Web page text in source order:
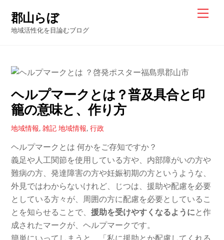
content
郡山らぼ
地域活性化を目論むブログ
ヘルプマークとは？普及具合と印
籠の意味と、作り方
地域情報,雑記 地域情報,行政
ヘルプマークとは 何かをご存知ですか？
義足や人工関節を使用している方や、内部障がいの方や
難病の方、発達障害の方や妊娠初期の方というような、
外見ではわからないけれど、じつは、援助や配慮を必要
としている方々が、周囲の方に配慮を必要としているこ
とを知らせることで、援助を受けやすくなるように と作
成されたマークが、ヘルプマークです。